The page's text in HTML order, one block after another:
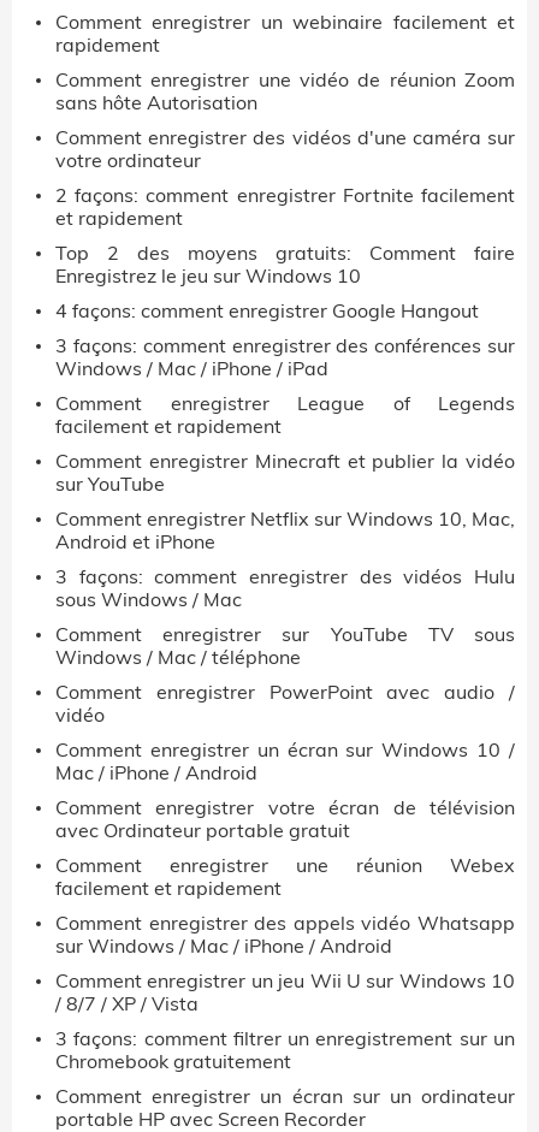
Comment enregistrer un webinaire facilement et
rapidement
Comment enregistrer une vidéo de réunion Zoom
sans hôte Autorisation
Comment enregistrer des vidéos d'une caméra sur
votre ordinateur
2 façons: comment enregistrer Fortnite facilement
et rapidement
Top 2 des moyens gratuits: Comment faire
Enregistrez le jeu sur Windows 10
4 façons: comment enregistrer Google Hangout
3 façons: comment enregistrer des conférences sur
Windows / Mac / iPhone / iPad
Comment enregistrer League of Legends
facilement et rapidement
Comment enregistrer Minecraft et publier la vidéo
sur YouTube
Comment enregistrer Netflix sur Windows 10, Mac,
Android et iPhone
3 façons: comment enregistrer des vidéos Hulu
sous Windows / Mac
Comment enregistrer sur YouTube TV sous
Windows / Mac / téléphone
Comment enregistrer PowerPoint avec audio /
vidéo
Comment enregistrer un écran sur Windows 10 /
Mac / iPhone / Android
Comment enregistrer votre écran de télévision
avec Ordinateur portable gratuit
Comment enregistrer une réunion Webex
facilement et rapidement
Comment enregistrer des appels vidéo Whatsapp
sur Windows / Mac / iPhone / Android
Comment enregistrer un jeu Wii U sur Windows 10
/ 8/7 / XP / Vista
3 façons: comment filtrer un enregistrement sur un
Chromebook gratuitement
Comment enregistrer un écran sur un ordinateur
portable HP avec Screen Recorder